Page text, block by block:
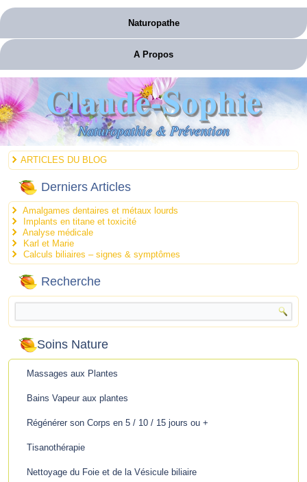
Naturopathe
A Propos
Claude-Sophie
Naturopathie & Prévention
ARTICLES DU BLOG
Derniers Articles
Amalgames dentaires et métaux lourds
Implants en titane et toxicité
Analyse médicale
Karl et Marie
Calculs biliaires – signes & symptômes
Recherche
Soins Nature
Massages aux Plantes
Bains Vapeur aux plantes
Régénérer son Corps en 5 / 10 / 15 jours ou +
Tisanothérapie
Nettoyage du Foie et de la Vésicule biliaire